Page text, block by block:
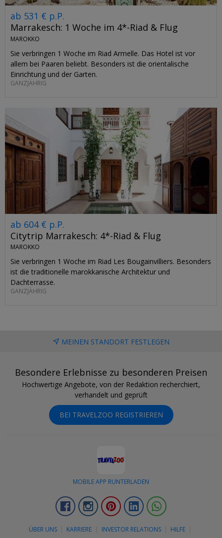
ab 531 € p.P.
Marrakesch: 1 Woche im 4*-Riad & Flug
MAROKKO
Sie verbringen 1 Woche im Riad Armelle. Das Hotel ist vor
allem bei Paaren beliebt. Besonders ist die orientalische
Einrichtung und der Garten.
GANZJÄHRIG
ab 604 € p.P.
Citytrip Marrakesch: 4*-Riad & Flug
MAROKKO
Sie verbringen 1 Woche im Riad Les Bougainvilliers. Besonders
ist die traditionelle marokkanische Architektur und
Dachterrasse.
GANZJÄHRIG
MEINEN STANDORT FESTLEGEN
Besondere Erlebnisse zu besonderen Preisen
Hochwertige Angebote, von der Redaktion recherchiert,
verhandelt und geprüft
BEI TRAVELZOO REGISTRIEREN
MOBILE APP RUNTERLADEN
FacebookInstagramPinterestLinkedIn
ÜBER UNS KARRIERE INVESTOR RELATIONS
HILFE